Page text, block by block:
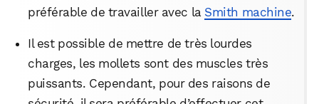
préférable de travailler avec la Smith machine.
Il est possible de mettre de très lourdes
charges, les mollets sont des muscles très
puissants. Cependant, pour des raisons de